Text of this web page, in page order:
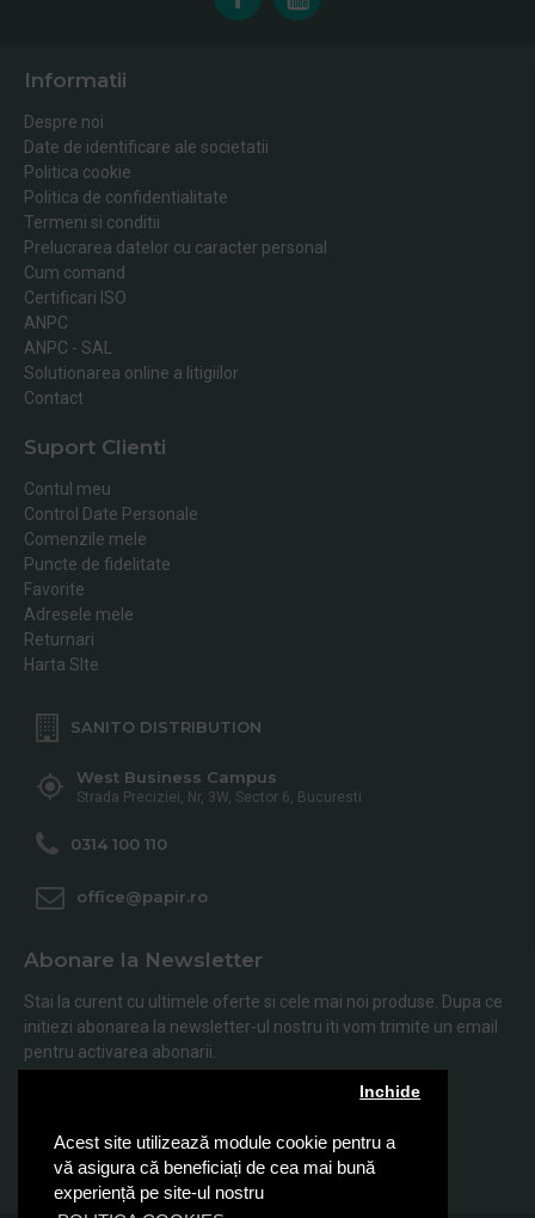
Acest site utilizează module cookie pentru a
vă asigura că beneficiați de cea mai bună
experiență pe site-ul nostru
Inchide
Informatii
Despre noi
Date de identificare ale societatii
Politica cookie
Politica de confidentialitate
Termeni si conditii
Prelucrarea datelor cu caracter personal
Cum comand
Certificari ISO
ANPC
ANPC - SAL
Solutionarea online a litigiilor
Contact
Suport Clienti
Contul meu
Control Date Personale
Comenzile mele
Puncte de fidelitate
Favorite
Adresele mele
Returnari
Harta SIte
SANITO DISTRIBUTION
West Business Campus
Strada Preciziei, Nr, 3W, Sector 6, Bucuresti
0314 100 110
office@papir.ro
Abonare la Newsletter
Stai la curent cu ultimele oferte si cele mai noi produse. Dupa ce
initiezi abonarea la newsletter-ul nostru iti vom trimite un email
pentru activarea abonarii.
Abonare
Am citit şi sunt de acord cu Politica de Confidentialitate